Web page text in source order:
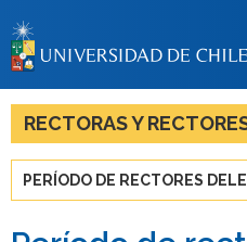
LA
RECTORAS Y
PERÍODO DE RECTORES